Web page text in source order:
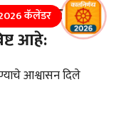
ठळक
आहे:
आश्वासन दिले
कॅलेंडर